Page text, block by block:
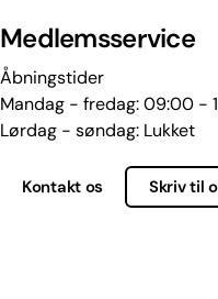
Medlemsservice
Åbningstider
Mandag - fredag: 09:00 -
Lørdag - søndag: Lukket
Kontakt os Skriv til